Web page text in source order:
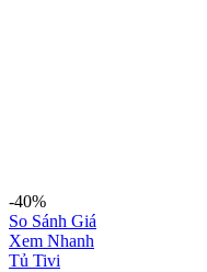
-40%
So Sánh Giá
Xem Nhanh
Tủ Tivi